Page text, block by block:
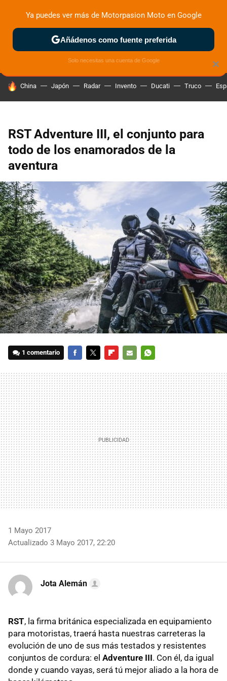
ZONA DE PRUEBAS DEPORTIVAS MOTOS ELÉCTRICAS
HOY SE HABLA DE
China Japón Radar Invento Ducati Truco
RST Adventure III, el conjunto para
todo de los enamorados de la
aventura
1 comentario
MAIL
1 Mayo 2017
Actualizado 3 Mayo 2017, 22:20
Jota Alemán
RST, la firma británica especializada en equipamiento
para motoristas, traerá hasta nuestras carreteras la
evolución de uno de sus más testados y resistentes
conjuntos de cordura: el Adventure III. Con él, da igual
donde y cuando vayas, será tú mejor aliado a la hora de
×
Ya puedes ver más de Motorpasion Moto en Google
Añádenos como fuente preferida
Solo necesitas una cuenta de Google